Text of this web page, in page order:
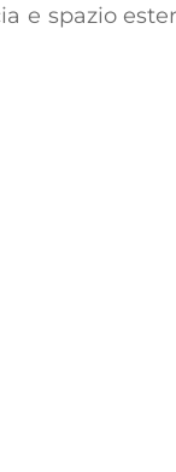
e spazio